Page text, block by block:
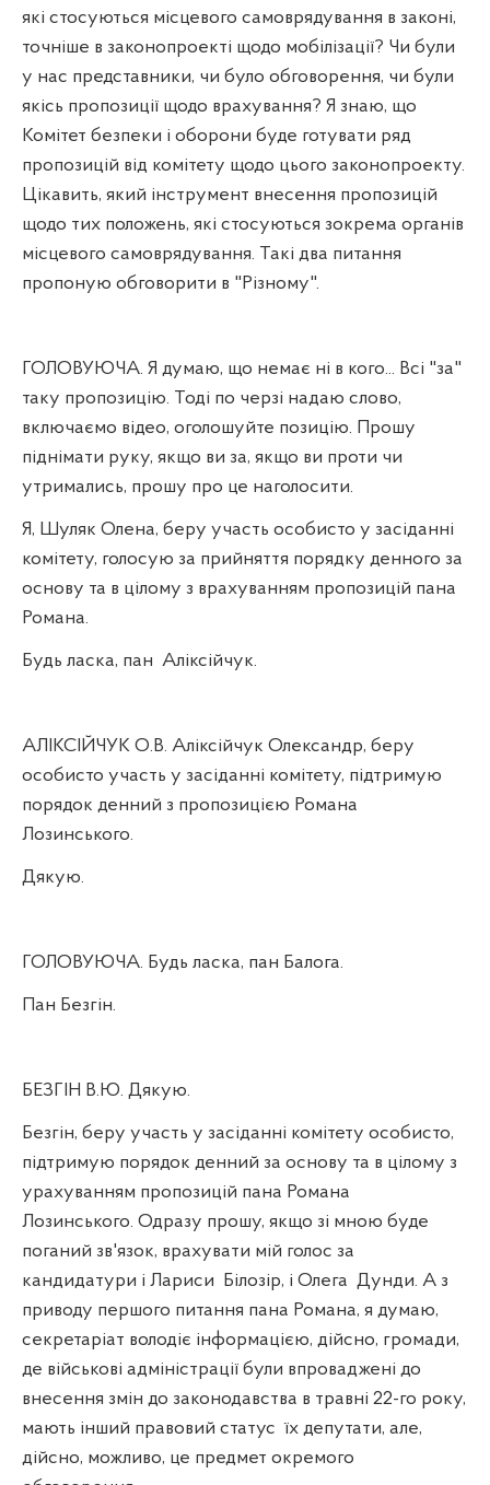
які стосуються місцевого самоврядування в законі,
точніше в законопроекті щодо мобілізації? Чи були
у нас представники, чи було обговорення, чи були
якісь пропозиції щодо врахування? Я знаю, що
Комітет безпеки і оборони буде готувати ряд
пропозицій від комітету щодо цього законопроекту.
Цікавить, який інструмент внесення пропозицій
щодо тих положень, які стосуються зокрема органів
місцевого самоврядування. Такі два питання
пропоную обговорити в "Різному".
ГОЛОВУЮЧА. Я думаю, що немає ні в кого... Всі "за"
таку пропозицію. Тоді по черзі надаю слово,
включаємо відео, оголошуйте позицію. Прошу
піднімати руку, якщо ви за, якщо ви проти чи
утримались, прошу про це наголосити.
Я, Шуляк Олена, беру участь особисто у засіданні
комітету, голосую за прийняття порядку денного за
основу та в цілому з врахуванням пропозицій пана
Романа.
Будь ласка, пан Аліксійчук.
АЛІКСІЙЧУК О.В. Аліксійчук Олександр, беру
особисто участь у засіданні комітету, підтримую
порядок денний з пропозицією Романа
Лозинського.
Дякую.
ГОЛОВУЮЧА. Будь ласка, пан Балога.
Пан Безгін.
БЕЗГІН В.Ю. Дякую.
Безгін, беру участь у засіданні комітету особисто,
підтримую порядок денний за основу та в цілому з
урахуванням пропозицій пана Романа
Лозинського. Одразу прошу, якщо зі мною буде
поганий зв'язок, врахувати мій голос за
кандидатури і Лариси
Білозір, і Олега Дунди. А з
приводу першого питання пана Романа, я думаю,
секретаріат володіє інформацією, дійсно, громади,
де військові адміністрації були впроваджені до
внесення змін до законодавства в травні 22-го року,
мають інший правовий статус їх депутати, але,
дійсно, можливо, це предмет окремого